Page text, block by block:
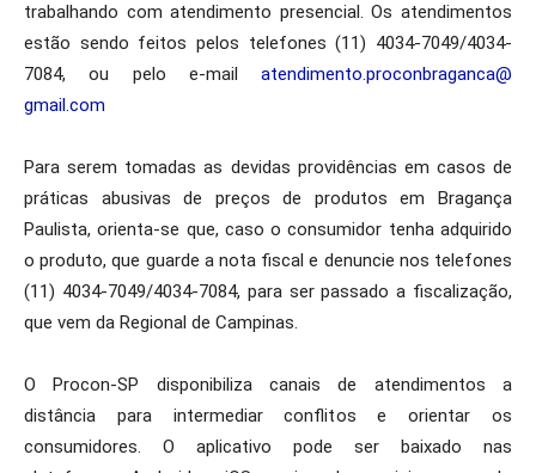
trabalhando com atendimento presencial. Os atendimentos
estão sendo feitos pelos telefones (11) 4034-7049/4034-
7084, ou pelo e-mail atendimento.proconbraganca@
gmail.com
Para serem tomadas as devidas providências em casos de
práticas abusivas de preços de produtos em Bragança
Paulista, orienta-se que, caso o consumidor tenha adquirido
o produto, que guarde a nota fiscal e denuncie nos telefones
(11) 4034-7049/4034-7084, para ser passado a fiscalização,
que vem da Regional de Campinas.
O Procon-SP disponibiliza canais de atendimentos a
distância para intermediar conflitos e orientar os
consumidores. O aplicativo pode ser baixado nas